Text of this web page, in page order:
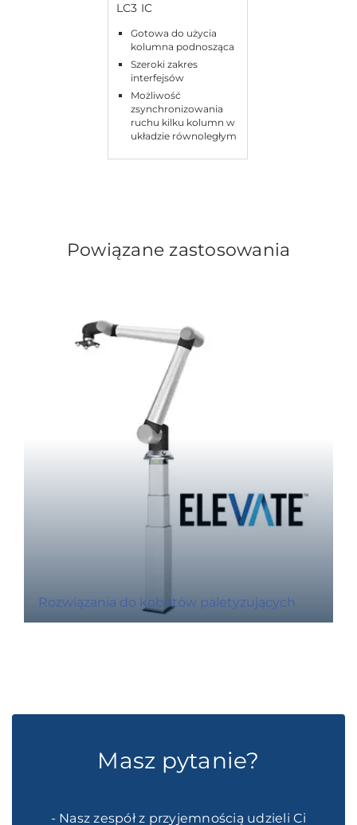
LC3 IC
Gotowa do użycia
kolumna podnosząca
Szeroki zakres
interfejsów
Możliwość
zsynchronizowania
ruchu kilku kolumn w
układzie równoległym
Powiązane zastosowania
Rozwiązania do kobotów paletyzujących
Masz pytanie?
- Nasz zespół z przyjemnością udzieli Ci